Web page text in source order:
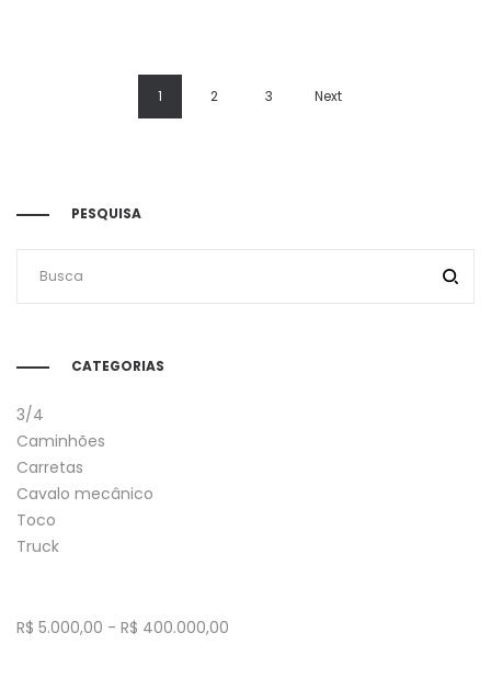
1 2 3 Next
PESQUISA
CATEGORIAS
3/4
Caminhões
Carretas
Cavalo mecânico
Toco
Truck
R$ 5.000,00 - R$ 400.000,00